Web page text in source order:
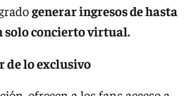
generar ingresos de hasta
solo concierto virtual.
de lo exclusivo